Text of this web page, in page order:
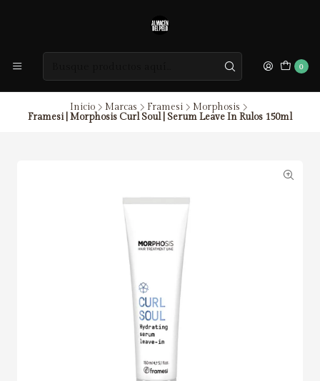
0
Inicio Marcas Framesi
Morphosis
Framesi | Morphosis Curl Soul | Serum Leave In Rulos 150ml